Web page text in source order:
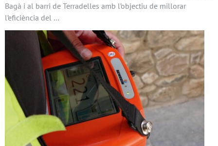
Bagà i al barri de Terradelles amb l’objectiu de millorar
l’eficiència del …